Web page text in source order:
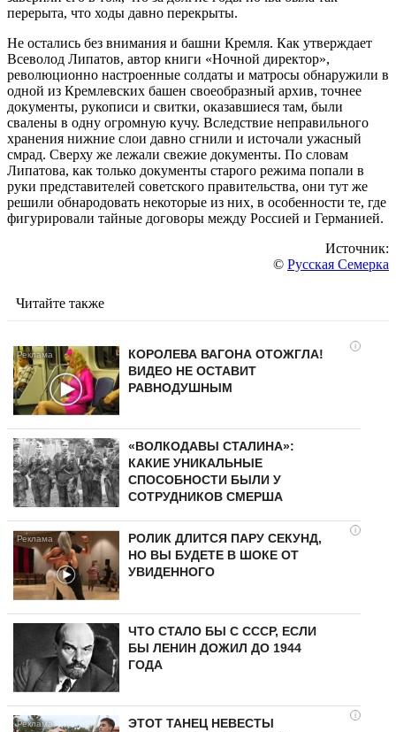
перерыта, что ходы давно перекрыты.
Не остались без внимания и башни Кремля. Как утверждает
Всеволод Липатов, автор книги «Ночной директор»,
революционно настроенные солдаты и матросы обнаружили в
одной из Кремлевских башен своеобразный архив, точнее
документы, рукописи и свитки, оказавшиеся там, были
свалены в одну огромную кучу. Вследствие неправильного
хранения нижние слои давно сгнили и источали ужасный
смрад. Сверху же лежали свежие документы. По словам
Липатова, как только документы старого режима попали в
руки представителей советского правительства, они тут же
решили обнародовать некоторые из них, в особенности те, где
фигурировали тайные договоры между Россией и Германией.
Источник:
© Русская Семерка
Читайте также
i
КОРОЛЕВА ВАГОНА ОТОЖГЛА!
ВИДЕО НЕ ОСТАВИТ
РАВНОДУШНЫМ
«ВОЛКОДАВЫ СТАЛИНА»:
КАКИЕ УНИКАЛЬНЫЕ
СПОСОБНОСТИ БЫЛИ У
СОТРУДНИКОВ СМЕРША
i
РОЛИК ДЛИТСЯ ПАРУ СЕКУНД,
НО ВЫ БУДЕТЕ В ШОКЕ ОТ
УВИДЕННОГО
ЧТО СТАЛО БЫ С СССР, ЕСЛИ
БЫ ЛЕНИН ДОЖИЛ ДО 1944
ГОДА
i
ЭТОТ ТАНЕЦ НЕВЕСТЫ